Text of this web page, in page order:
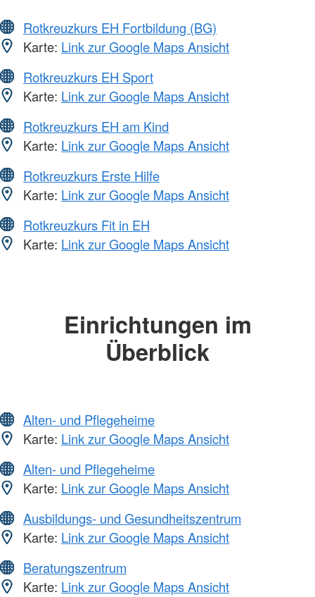
Rotkreuzkurs EH Fortbildung (BG)
Karte: Link zur Google Maps Ansicht
Rotkreuzkurs EH Sport
Karte: Link zur Google Maps Ansicht
Rotkreuzkurs EH am Kind
Karte: Link zur Google Maps Ansicht
Rotkreuzkurs Erste Hilfe
Karte: Link zur Google Maps Ansicht
Rotkreuzkurs Fit in EH
Karte: Link zur Google Maps Ansicht
Einrichtungen im
Überblick
Alten- und Pflegeheime
Karte: Link zur Google Maps Ansicht
Alten- und Pflegeheime
Karte: Link zur Google Maps Ansicht
Ausbildungs- und Gesundheitszentrum
Karte: Link zur Google Maps Ansicht
Beratungszentrum
Karte: Link zur Google Maps Ansicht